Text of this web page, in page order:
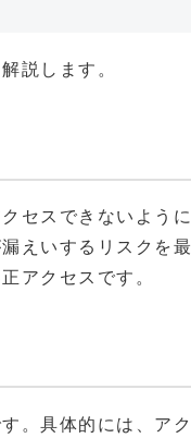
説します。
セスできないように
えいするリスクを最
アクセスです。
。具体的には、アク